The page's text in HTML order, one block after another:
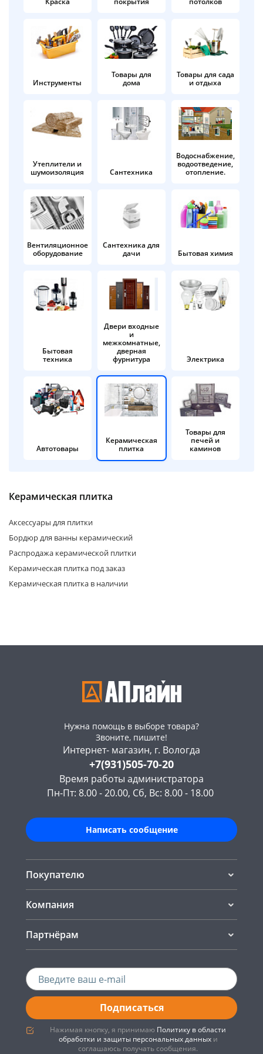
Инструменты
Товары для
дома
Товары для сада
и отдыха
Утеплители и
шумоизоляция
Сантехника
Водоснабжение,
водоотведение,
отопление.
Вентиляционное
оборудование
Сантехника для
дачи
Бытовая химия
Бытовая
техника
Двери входные
и
межкомнатные,
дверная
фурнитура
Электрика
Автотовары
Керамическая
плитка
Товары для
печей и
каминов
Керамическая плитка
Аксессуары для плитки
Бордюр для ванны керамический
Распродажа керамической плитки
Керамическая плитка под заказ
Керамическая плитка в наличии
Нужна помощь в выборе товара?
Звоните, пишите!
Интернет- магазин, г. Вологда
+7(931)505-70-20
Время работы администратора
Пн-Пт: 8.00 - 20.00, Сб, Вс: 8.00 - 18.00
Написать сообщение
Покупателю
Компания
Партнёрам
Подписаться
Нажимая кнопку, я принимаю Политику в области
обработки и защиты персональных данныхи
соглашаюсь получать сообщения.
в корзину
Оплачивайте сегодня только
25% картой любого банка
Получайте товар
выбранный способом
Оставшиеся
% будут
по25%каждые 2 недели
Подробнее
об оплате Плайтом
раз в 2
недели
Остались вопросы?
8 800 302-02-51
plait.ru